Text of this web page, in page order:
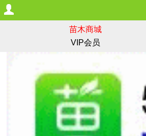
苗木商城
VIP会员